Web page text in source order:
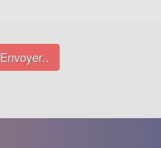
Envoyer..